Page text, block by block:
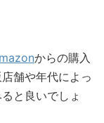
からの購入
舗や年代によっ
と良いでしょ